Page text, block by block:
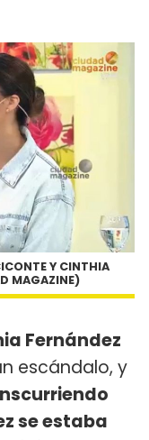
Y CINTHIA
MAGAZINE)
Fernández
escándalo, y
se estaba